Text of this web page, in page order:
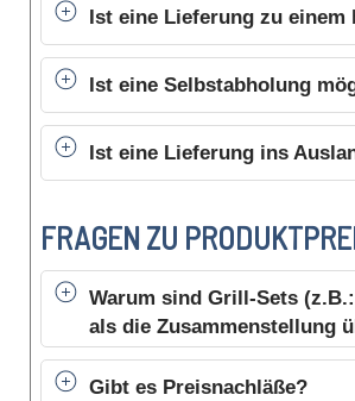
Ist eine Lieferung zu
Ist eine Selbstabholung
Ist eine Lieferung ins
FRAGEN ZU
Warum sind Grill-Sets
als die Zusammenstellung
Gibt es Preisnachläße?